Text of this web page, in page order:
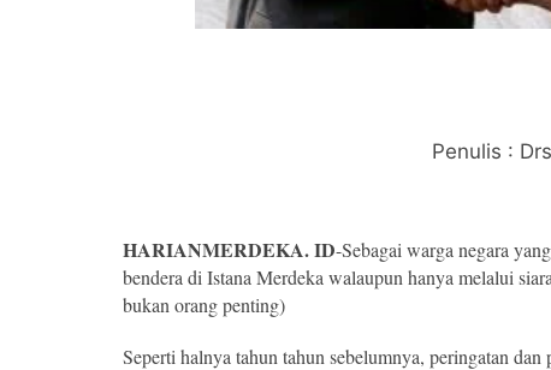
Penulis :
HARIANMERDEKA. ID-Sebagai warga negara
bendera di Istana Merdeka walaupun hanya melalui
bukan orang penting)
Seperti halnya tahun tahun sebelumnya, peringatan